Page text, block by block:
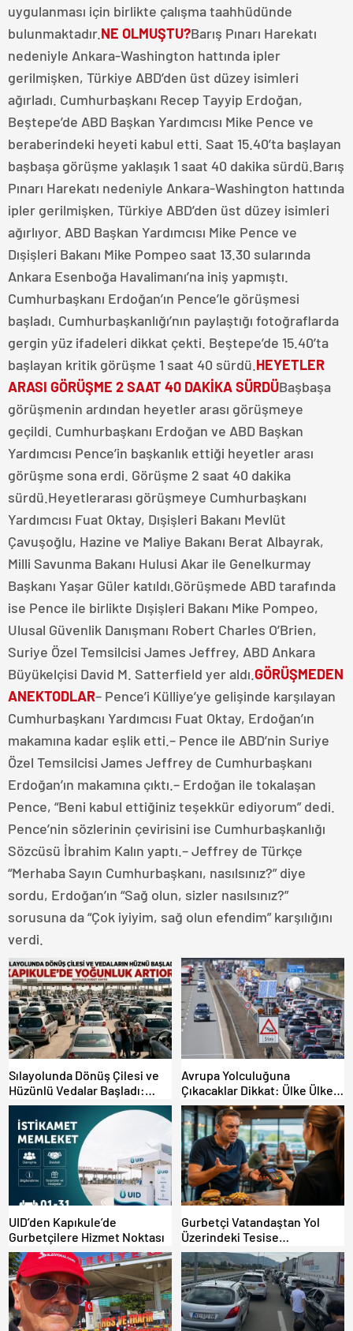
uygulanması için birlikte çalışma taahhüdünde
bulunmaktadır. NE OLMUŞTU?Barış Pınarı Harekatı
nedeniyle Ankara-Washington hattında ipler
gerilmişken, Türkiye ABD’den üst düzey isimleri
ağırladı. Cumhurbaşkanı Recep Tayyip Erdoğan,
Beştepe’de ABD Başkan Yardımcısı Mike Pence ve
beraberindeki heyeti kabul etti. Saat 15.40’ta başlayan
başbaşa görüşme yaklaşık 1 saat 40 dakika sürdü.Barış
Pınarı Harekatı nedeniyle Ankara-Washington hattında
ipler gerilmişken, Türkiye ABD’den üst düzey isimleri
ağırlıyor. ABD Başkan Yardımcısı Mike Pence ve
Dışişleri Bakanı Mike Pompeo saat 13.30 sularında
Ankara Esenboğa Havalimanı’na iniş yapmıştı.
Cumhurbaşkanı Erdoğan’ın Pence’le görüşmesi
başladı. Cumhurbaşkanlığı’nın paylaştığı fotoğraflarda
gergin yüz ifadeleri dikkat çekti. Beştepe’de 15.40’ta
başlayan kritik görüşme 1 saat 40 sürdü. HEYETLER
ARASI GÖRÜŞME 2 SAAT 40 DAKİKA SÜRDÜBaşbaşa
görüşmenin ardından heyetler arası görüşmeye
geçildi. Cumhurbaşkanı Erdoğan ve ABD Başkan
Yardımcısı Pence’in başkanlık ettiği heyetler arası
görüşme sona erdi. Görüşme 2 saat 40 dakika
sürdü.Heyetlerarası görüşmeye Cumhurbaşkanı
Yardımcısı Fuat Oktay, Dışişleri Bakanı Mevlüt
Çavuşoğlu, Hazine ve Maliye Bakanı Berat Albayrak,
Milli Savunma Bakanı Hulusi Akar ile Genelkurmay
Başkanı Yaşar Güler katıldı.Görüşmede ABD tarafında
ise Pence ile birlikte Dışişleri Bakanı Mike Pompeo,
Ulusal Güvenlik Danışmanı Robert Charles O’Brien,
Suriye Özel Temsilcisi James Jeffrey, ABD Ankara
Büyükelçisi David M. Satterfield yer aldı. GÖRÜŞMEDEN
ANEKTODLAR– Pence’i Külliye’ye gelişinde karşılayan
Cumhurbaşkanı Yardımcısı Fuat Oktay, Erdoğan’ın
makamına kadar eşlik etti.– Pence ile ABD’nin Suriye
Özel Temsilcisi James Jeffrey de Cumhurbaşkanı
Erdoğan’ın makamına çıktı.– Erdoğan ile tokalaşan
Pence, “Beni kabul ettiğiniz teşekkür ediyorum” dedi.
Pence’nin sözlerinin çevirisini ise Cumhurbaşkanlığı
Sözcüsü İbrahim Kalın yaptı.– Jeffrey de Türkçe
“Merhaba Sayın Cumhurbaşkanı, nasılsınız?” diye
sordu, Erdoğan’ın “Sağ olun, sizler nasılsınız?”
sorusuna da “Çok iyiyim, sağ olun efendim” karşılığını
verdi.
Sılayolunda Dönüş Çilesi ve
Hüzünlü Vedalar Başladı:
Kapıkule’de Yoğunluk Artıyor!
Avrupa Yolculuğuna
Çıkacaklar Dikkat: Ülke Ülke
Güncel Trafik Kuralları,
Avrupa Otoyol Hız Limitleri
UID’den Kapıkule’de
Gurbetçilere Hizmet Noktası
Gurbetçi Vatandaştan Yol
Üzerindeki Tesise
Dolandırıcılık İddiası:
“Hesabınızı Mutlaka Kontrol
Edin”